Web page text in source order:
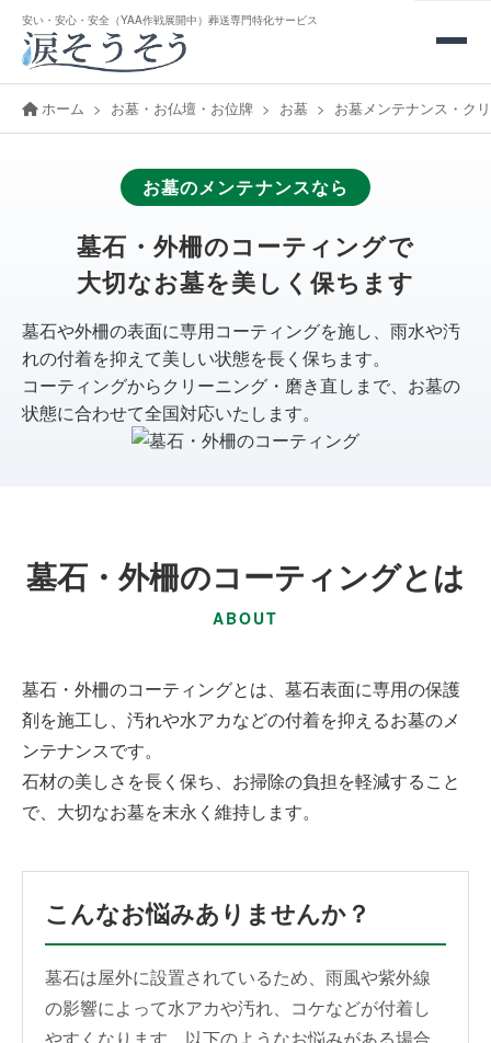
安い・安心・安全（YAA作戦展開中）葬送専門特化サービス
ホーム お墓・お仏壇・お位牌 お墓 お墓メンテナンス・ク
お墓のメンテナンスなら
墓石・外柵のコーティングで
大切なお墓を美しく保ちます
墓石や外柵の表面に専用コーティングを施し、雨水や汚
れの付着を抑えて美しい状態を長く保ちます。
コーティングからクリーニング・磨き直しまで、お墓の
状態に合わせて全国対応いたします。
墓石・外柵のコーティングとは
ABOUT
墓石・外柵のコーティングとは、墓石表面に専用の保護
剤を施工し、汚れや水アカなどの付着を抑えるお墓のメ
ンテナンスです。
石材の美しさを長く保ち、お掃除の負担を軽減すること
で、大切なお墓を末永く維持します。
こんなお悩みありませんか？
墓石は屋外に設置されているため、雨風や紫外線
の影響によって水アカや汚れ、コケなどが付着し